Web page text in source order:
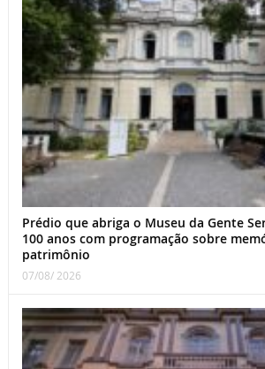
Prédio que abriga o Museu da Gente
100 anos com programação sobre
patrimônio
07/08/ 2026